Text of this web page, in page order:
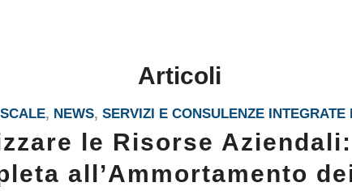
Articoli
, NEWS, SERVIZI E CONSULENZE INTEGRATE
le Risorse
all’Ammortamento